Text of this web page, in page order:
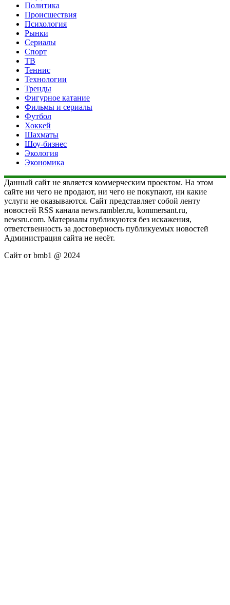
Политика
Происшествия
Психология
Рынки
Сериалы
Спорт
ТВ
Теннис
Технологии
Тренды
Фигурное катание
Фильмы и сериалы
Футбол
Хоккей
Шахматы
Шоу-бизнес
Экология
Экономика
Данный сайт не является коммерческим проектом. На этом
сайте ни чего не продают, ни чего не покупают, ни какие
услуги не оказываются. Сайт представляет собой ленту
новостей RSS канала news.rambler.ru, kommersant.ru,
newsru.com. Материалы публикуются без искажения,
ответственность за достоверность публикуемых новостей
Администрация сайта не несёт.
Сайт от bmb1 @ 2024